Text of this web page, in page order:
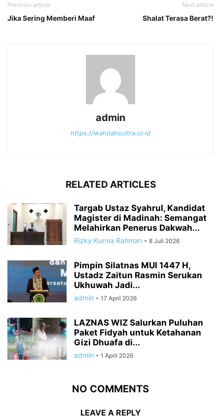
Previous article
Jika Sering Memberi Maaf
Next article
Shalat Terasa Berat?!
admin
https://wahdahsultra.or.id
RELATED ARTICLES
Targab Ustaz Syahrul, Kandidat
Magister di Madinah: Semangat
Melahirkan Penerus Dakwah...
Rizky Kurnia Rahman - 8 Juli 2026
Pimpin Silatnas MUI 1447 H,
Ustadz Zaitun Rasmin Serukan
Ukhuwah Jadi...
admin - 17 April 2026
LAZNAS WIZ Salurkan Puluhan
Paket Fidyah untuk Ketahanan
Gizi Dhuafa di...
admin - 1 April 2026
NO COMMENTS
LEAVE A REPLY